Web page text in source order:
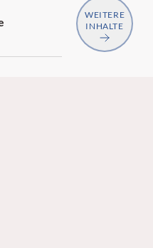
WEITERE
INHALTE